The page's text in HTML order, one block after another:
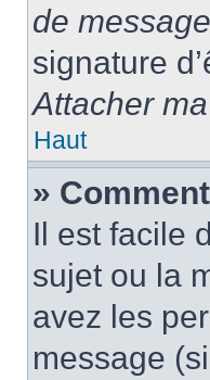
de message
signature
Attacher
Haut
»
Il est facile
sujet ou la
avez les
message